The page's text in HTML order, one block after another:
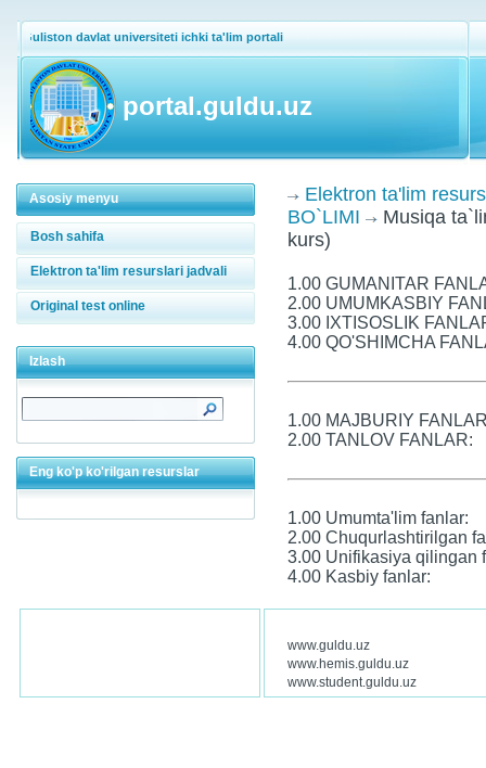
Guliston davlat universiteti ichki ta'lim portali
portal.guldu.uz
Asosiy menyu
Bosh sahifa
Elektron ta'lim resurslari jadvali
Original test online
Izlash
Eng ko'p ko'rilgan resurslar
Elektron ta'lim
BO`LIMI
Musiqa
kurs)
1.00 GUMANITAR
2.00 UMUMKASBIY
3.00 IXTISOSLIK
4.00 QO'SHIMCHA
1.00 MAJBURIY
2.00 TANLOV FANLAR:
1.00 Umumta'lim fanlar:
2.00 Chuqurlashtirilgan
3.00 Unifikasiya qilingan
4.00 Kasbiy fanlar:
www.guldu.uz
www.hemis.guldu.uz
www.student.guldu.uz